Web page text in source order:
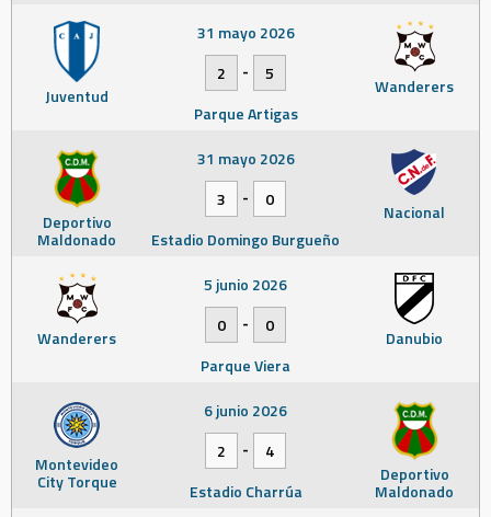
Juventud Wanderers
31 mayo 2026
2
-
5
Parque Artigas
Deportivo
Maldonado
Nacional
31 mayo 2026
3
-
0
Estadio Domingo Burgueño
Wanderers Danubio
5 junio 2026
0
-
0
Parque Viera
Montevideo
City Torque Deportivo
Maldonado
6 junio 2026
2
-
4
Estadio Charrúa